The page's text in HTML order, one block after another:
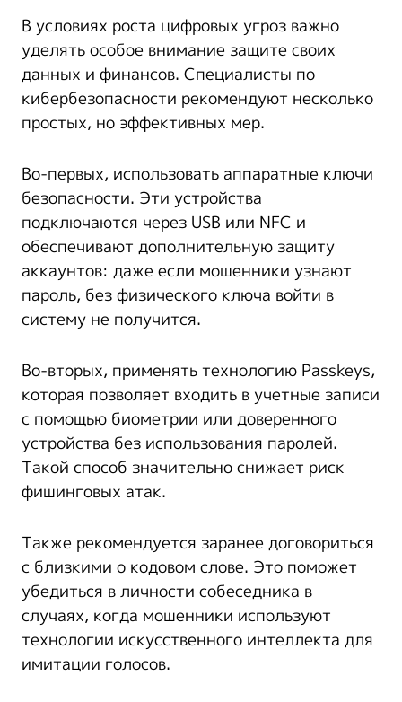
В условиях роста цифровых угроз важно
уделять особое внимание защите своих
данных и финансов. Специалисты по
кибербезопасности рекомендуют несколько
простых, но эффективных мер.
Во-первых, использовать аппаратные ключи
безопасности. Эти устройства
подключаются через USB или NFC и
обеспечивают дополнительную защиту
аккаунтов: даже если мошенники узнают
пароль, без физического ключа войти в
систему не получится.
Во-вторых, применять технологию Passkeys,
которая позволяет входить в учетные записи
с помощью биометрии или доверенного
устройства без использования паролей.
Такой способ значительно снижает риск
фишинговых атак.
Также рекомендуется заранее договориться
с близкими о кодовом слове. Это поможет
убедиться в личности собеседника в
случаях, когда мошенники используют
технологии искусственного интеллекта для
имитации голосов.